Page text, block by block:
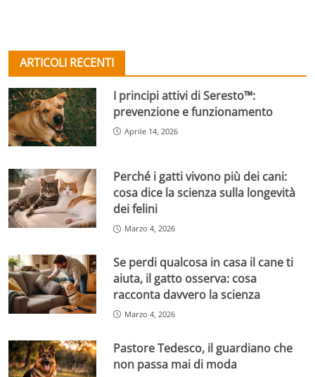
ARTICOLI RECENTI
I principi attivi di Seresto™:
prevenzione e funzionamento
Aprile 14, 2026
Perché i gatti vivono più dei cani:
cosa dice la scienza sulla longevità
dei felini
Marzo 4, 2026
Se perdi qualcosa in casa il cane ti
aiuta, il gatto osserva: cosa
racconta davvero la scienza
Marzo 4, 2026
Pastore Tedesco, il guardiano che
non passa mai di moda